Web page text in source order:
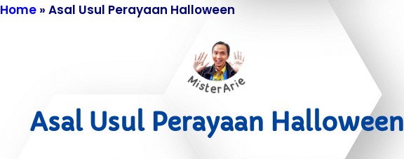
Home » Asal Usul Perayaan Halloween
Asal Usul Perayaan Halloween